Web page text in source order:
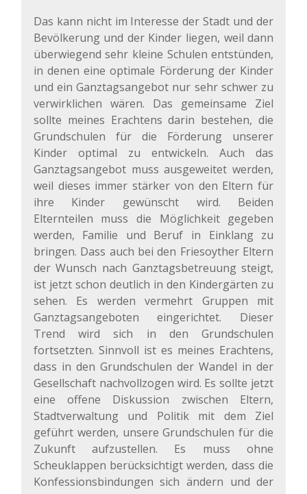
Das kann nicht im Interesse der Stadt und der
Bevölkerung und der Kinder liegen, weil dann
überwiegend sehr kleine Schulen entstünden,
in denen eine optimale Förderung der Kinder
und ein Ganztagsangebot nur sehr schwer zu
verwirklichen wären. Das gemeinsame Ziel
sollte meines Erachtens darin bestehen, die
Grundschulen für die Förderung unserer
Kinder optimal zu entwickeln. Auch das
Ganztagsangebot muss ausgeweitet werden,
weil dieses immer stärker von den Eltern für
ihre Kinder gewünscht wird. Beiden
Elternteilen muss die Möglichkeit gegeben
werden, Familie und Beruf in Einklang zu
bringen. Dass auch bei den Friesoyther Eltern
der Wunsch nach Ganztagsbetreuung steigt,
ist jetzt schon deutlich in den Kindergärten zu
sehen. Es werden vermehrt Gruppen mit
Ganztagsangeboten eingerichtet. Dieser
Trend wird sich in den Grundschulen
fortsetzten. Sinnvoll ist es meines Erachtens,
dass in den Grundschulen der Wandel in der
Gesellschaft nachvollzogen wird. Es sollte jetzt
eine offene Diskussion zwischen Eltern,
Stadtverwaltung und Politik mit dem Ziel
geführt werden, unsere Grundschulen für die
Zukunft aufzustellen. Es muss ohne
Scheuklappen berücksichtigt werden, dass die
Konfessionsbindungen sich ändern und der